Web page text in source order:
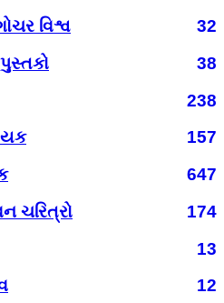
વિશ્વ
32
38
238
157
647
ચરિત્રો
174
13
12